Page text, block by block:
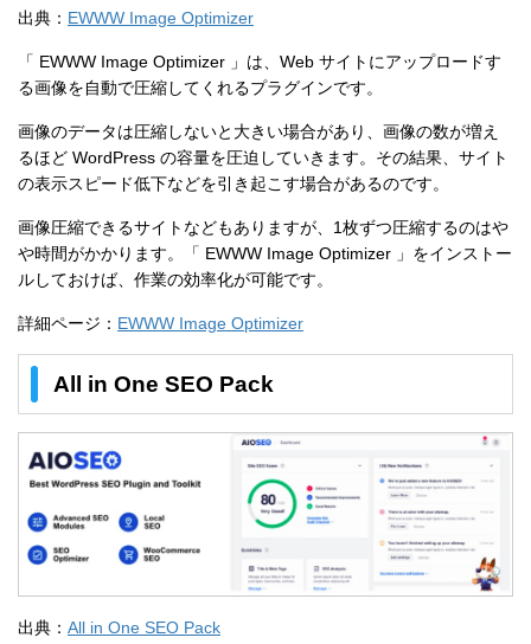
出典： EWWW Image Optimizer
「 EWWW Image Optimizer 」は、Web サイトにアップロードす
る画像を自動で圧縮してくれるプラグインです。
画像のデータは圧縮しないと大きい場合があり、画像の数が増え
るほど WordPress の容量を圧迫していきます。その結果、サイト
の表示スピード低下などを引き起こす場合があるのです。
画像圧縮できるサイトなどもありますが、1枚ずつ圧縮するのはや
や時間がかかります。「 EWWW Image Optimizer 」をインストー
ルしておけば、作業の効率化が可能です。
詳細ページ： EWWW Image Optimizer
All in One SEO Pack
出典： All in One SEO Pack